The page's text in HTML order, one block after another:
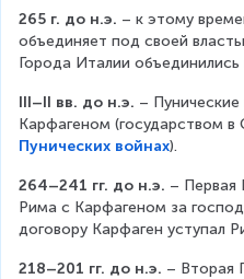
265 г. до н.э. – к этому
объединяет под своей
Города Италии
III–II вв. до н.э. –
Карфагеном (государством в
Пунических войнах).
264–241 гг. до н.э. – Первая
Рима с Карфагеном за
договору Карфаген уступал
218–201 гг. до н.э. – Вторая